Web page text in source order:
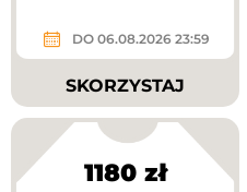
DO 06.08.2026 23:59
SKORZYSTAJ
1180 zł